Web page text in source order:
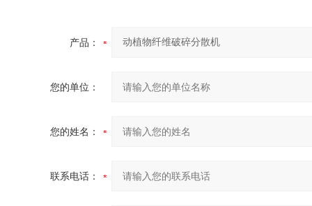
产品：
您的单位：
您的姓名：
联系电话：